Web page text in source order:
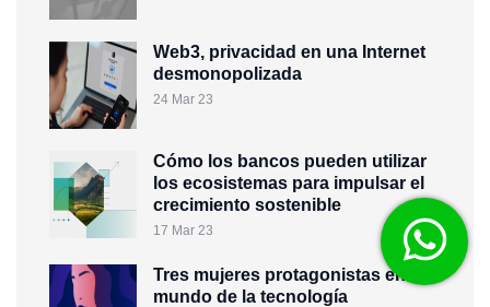
Web3, privacidad en una Internet
desmonopolizada
24 Mar 23
Cómo los bancos pueden utilizar
los ecosistemas para impulsar el
crecimiento sostenible
17 Mar 23
Tres mujeres protagonistas en el
mundo de la tecnología